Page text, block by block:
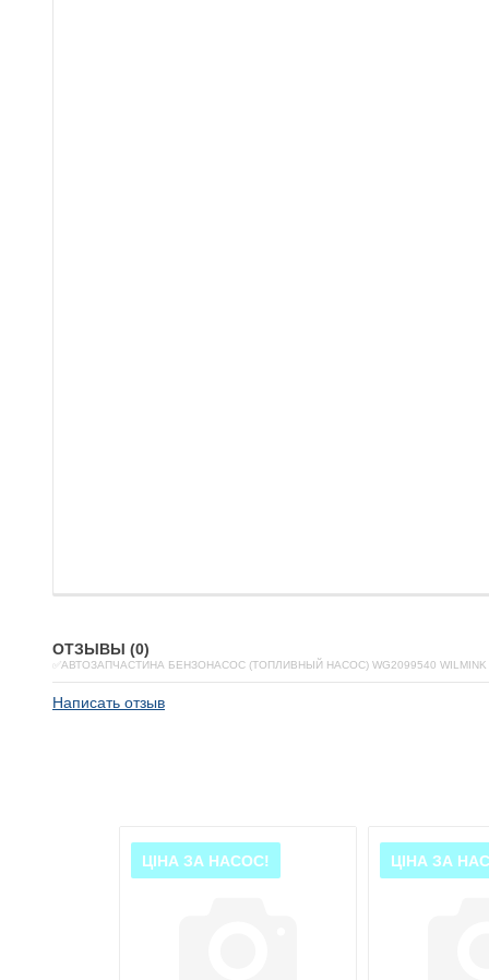
ОТЗЫВЫ (0)
✅АВТОЗАПЧАСТИНА БЕНЗОНАСОС (ТОПЛИВНЫЙ НАСОС) WG2099540
Написать отзыв
ЦІНА ЗА НАСОС! ЦІНА ЗА